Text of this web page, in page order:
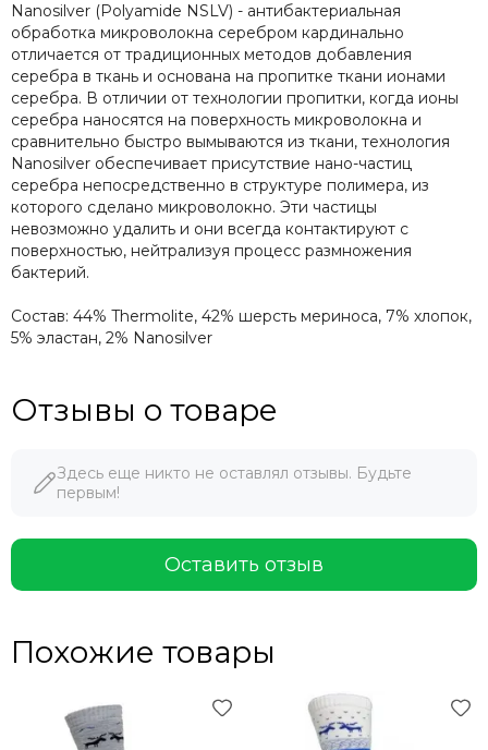
Nanosilver (Polyamide NSLV) - антибактериальная
обработка микроволокна серебром кардинально
отличается от традиционных методов добавления
серебра в ткань и основана на пропитке ткани ионами
серебра. В отличии от технологии пропитки, когда ионы
серебра наносятся на поверхность микроволокна и
сравнительно быстро вымываются из ткани, технология
Nanosilver обеспечивает присутствие нано-частиц
серебра непосредственно в структуре полимера, из
которого сделано микроволокно. Эти частицы
невозможно удалить и они всегда контактируют с
поверхностью, нейтрализуя процесс размножения
бактерий.
Состав: 44% Thermolite, 42% шерсть мериноса, 7% хлопок,
5% эластан, 2% Nanosilver
Отзывы о товаре
Здесь еще никто не оставлял отзывы. Будьте
первым!
Оставить отзыв
Похожие товары